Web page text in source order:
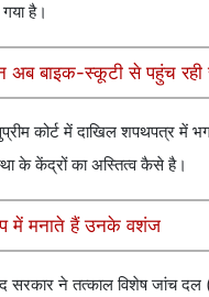
है।
अब बाइक-स्कूटी से पहुंच
कोर्ट में दाखिल शपथपत्र में
के केंद्रों का अस्तित्व कैसे है।
में मनाते हैं उनके वशंज
सरकार ने तत्काल विशेष जांच